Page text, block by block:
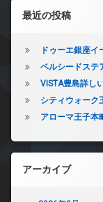
左サイドバー
最近の投稿
ドゥーエ銀座
ベルシードステ
VISTA豊島詳し
シティウォーク
アローマ王子本
アーカイブ